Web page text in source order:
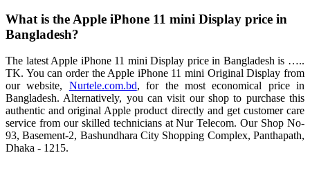
What is the Apple iPhone 11 mini Display price in
Bangladesh?
The latest Apple iPhone 11 mini Display price in Bangladesh is …..
TK. You can order the Apple iPhone 11 mini Original Display from
our website, Nurtele.com.bd, for the most economical price in
Bangladesh. Alternatively, you can visit our shop to purchase this
authentic and original Apple product directly and get customer care
service from our skilled technicians at Nur Telecom. Our Shop No-
93, Basement-2, Bashundhara City Shopping Complex, Panthapath,
Dhaka - 1215.